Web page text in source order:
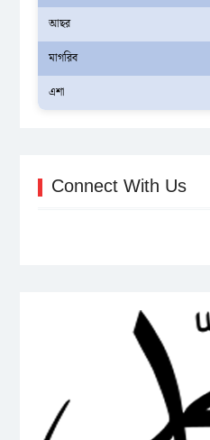
আছর
মাগরিব
এশা
Connect With Us